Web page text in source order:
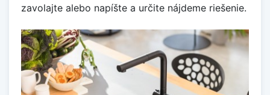
zavolajte alebo napíšte a určite nájdeme riešenie.